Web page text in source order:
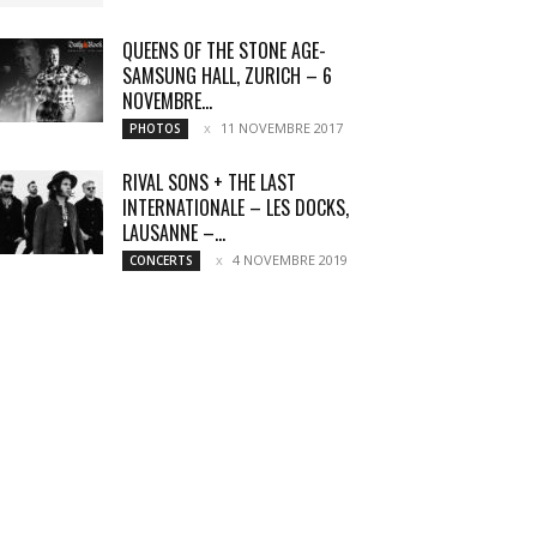
QUEENS OF THE STONE AGE-
SAMSUNG HALL, ZURICH – 6
NOVEMBRE...
PHOTOS 11 NOVEMBRE 2017
RIVAL SONS + THE LAST
INTERNATIONALE – LES DOCKS,
LAUSANNE –...
CONCERTS 4 NOVEMBRE 2019